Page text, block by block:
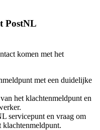
PostNL
komen met het
met een duidelijke
het klachtenmeldpunt en
servicepunt en vraag om
klachtenmeldpunt.